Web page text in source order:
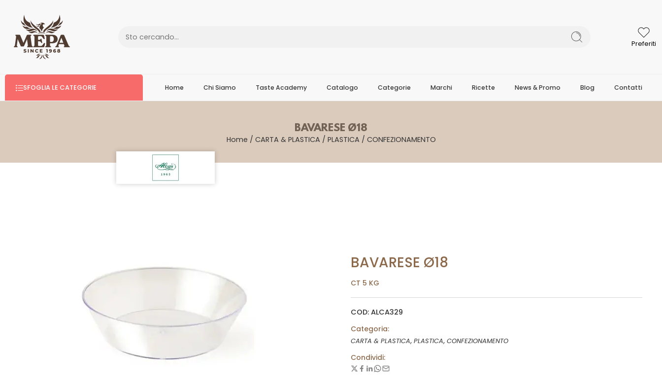
Preferiti
SFOGLIA LE CATEGORIE Home Chi Siamo Taste Academy Catalogo Categorie Marchi Ricette News & Promo Blog Contatti
BAVARESE Ø18
Home / CARTA & PLASTICA / PLASTICA / CONFEZIONAMENTO
BAVARESE Ø18
CT 5 KG
COD: ALCA329
Categoria:
CARTA & PLASTICA, PLASTICA, CONFEZIONAMENTO
Condividi: